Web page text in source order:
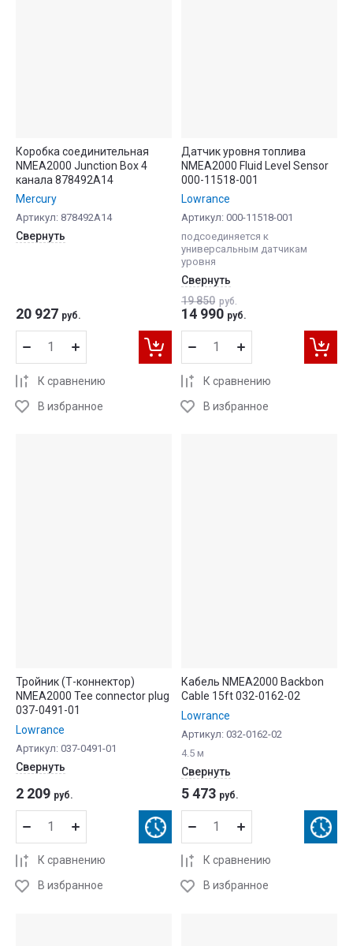
Коробка соединительная
NMEA2000 Junction Box 4
канала 878492A14
Mercury
Артикул: 878492A14
Свернуть
20 927 руб.
К сравнению
В избранное
Датчик уровня топлива
NMEA2000 Fluid Level Sensor
000-11518-001
Lowrance
Артикул: 000-11518-001
подсоединяется к
универсальным датчикам
уровня
Свернуть
19 850 руб.
14 990 руб.
К сравнению
В избранное
Тройник (Т-коннектор)
NMEA2000 Tee connector plug
037-0491-01
Lowrance
Артикул: 037-0491-01
Свернуть
2 209 руб.
К сравнению
В избранное
Кабель NMEA2000 Backbon
Cable 15ft 032-0162-02
Lowrance
Артикул: 032-0162-02
4.5 м
Свернуть
5 473 руб.
К сравнению
В избранное